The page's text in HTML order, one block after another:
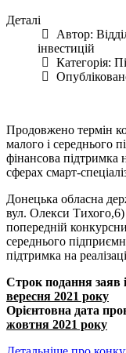
Деталі
Автор:
інвестицій
Категорія:
Продовжено термін
малого і середнього
фінансова підтримка
сферах смарт-
Донецька обласна
вул. Олекси Тихого,6)
попередній
середнього
підтримка на
Строк подання заяв
вересня 2021 року
Орієнтовна дата
жовтня 2021 року